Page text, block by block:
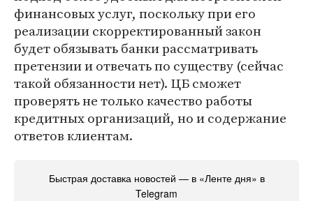
финансовых услуг, поскольку при его
реализации скорректированный закон
будет обязывать банки рассматривать
претензии и отвечать по существу (сейчас
такой обязанности нет). ЦБ сможет
проверять не только качество работы
кредитных организаций, но и содержание
ответов клиентам.
Быстрая доставка новостей — в «Ленте дня» в
Telegram